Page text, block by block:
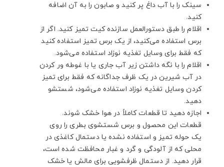
سینک را با آب داغ پر کنید و صابون را به آن اضافه
کنید.
اقلام را طبق دستورالعمل سازنده کیت تمیز کنید. اگر از
برس استفاده می‌کنید، از یک برس تمیز استفاده کنید
که فقط برای وسایل تغذیه نوزاد استفاده می‌شود.
اقلام را با نگه داشتن زیر آب جاری یا با غوطه ور کردن
در آب شیرین در یک ظرف جداگانه که فقط برای تمیز
کردن وسایل تغذیه نوزاد استفاده می‌شود، شستشو
دهید.
اجازه دهید تا قطعات کاملاً در هوا خشک شوند.
قطعات این محصول و برس شستشوی بطری را روی
یک حوله تمیز و استفاده نشده یا دستمال کاغذی در
محلی که از آلودگی و گرد و غبار محافظت شده است،
قرار دهید. از دستمال ظرفشویی برای مالش یا خشک